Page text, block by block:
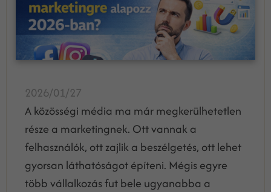
2026/01/27
A közösségi média ma már megkerülhetetlen
része a marketingnek. Ott vannak a
felhasználók, ott zajlik a beszélgetés, ott lehet
gyorsan láthatóságot építeni. Mégis egyre
több vállalkozás fut bele ugyanabba a